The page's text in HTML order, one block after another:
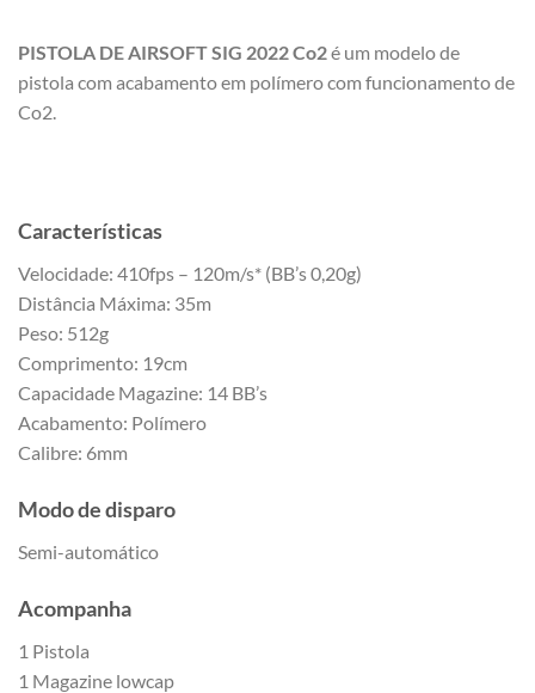
PISTOLA DE AIRSOFT SIG 2022 Co2é um modelo de
pistola com acabamento em polímero com funcionamento de
Co2.
Características
Velocidade: 410fps – 120m/s* (BB’s 0,20g)
Distância Máxima: 35m
Peso: 512g
Comprimento: 19cm
Capacidade Magazine: 14 BB’s
Acabamento: Polímero
Calibre: 6mm
Modo de disparo
Semi-automático
Acompanha
1 Pistola
1 Magazine lowcap